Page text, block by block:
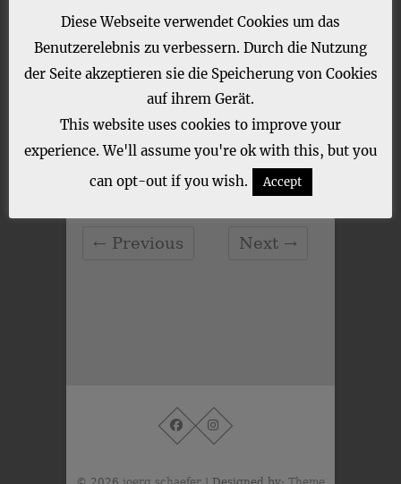
← Previous Next →
Diese Webseite verwendet Cookies um das
Benutzerelebnis zu verbessern. Durch die Nutzung
der Seite akzeptieren sie die Speicherung von Cookies
auf ihrem Gerät.
This website uses cookies to improve your
experience. We'll assume you're ok with this, but you
can opt-out if you wish.
Accept